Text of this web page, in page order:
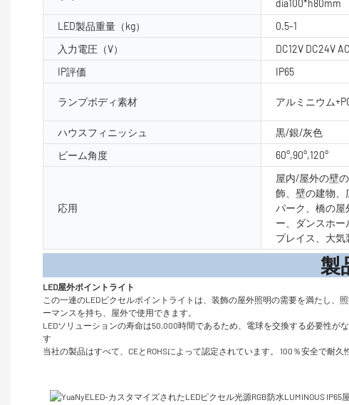
dia100*h80mm
LED製品重量（kg） 0.5-1
入力電圧（V）
DC12V DC24V
IP評価
IP65
ランプボディ素材 アルミニウム
ハウスフィニッシュ 黒/銀/灰色
ビーム角度
60°,90°,120°
応用
屋内/屋外の壁
飾、壁の建物、
パーク、橋の屋
ー、ダンスホー
プレイス、大気
製品
LED屋外ポイントライト
この一連のLEDピクセルポイントライトは、装飾の屋外照明の需要を満たし
ーマンスを持ち、屋外で使用できます。
LEDソリューションの寿命は50,000時間であるため、電球を交換する必要性
す
当社の製品はすべて、CEとROHSによって認定されています。 100％安全で耐